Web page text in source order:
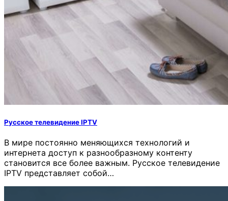
Русское телевидение IPTV
В мире постоянно меняющихся технологий и
интернета доступ к разнообразному контенту
становится все более важным. Русское телевидение
IPTV представляет собой…